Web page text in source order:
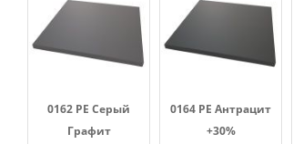
0162 PE Серый
Графит
0164 PE Антрацит
+30%